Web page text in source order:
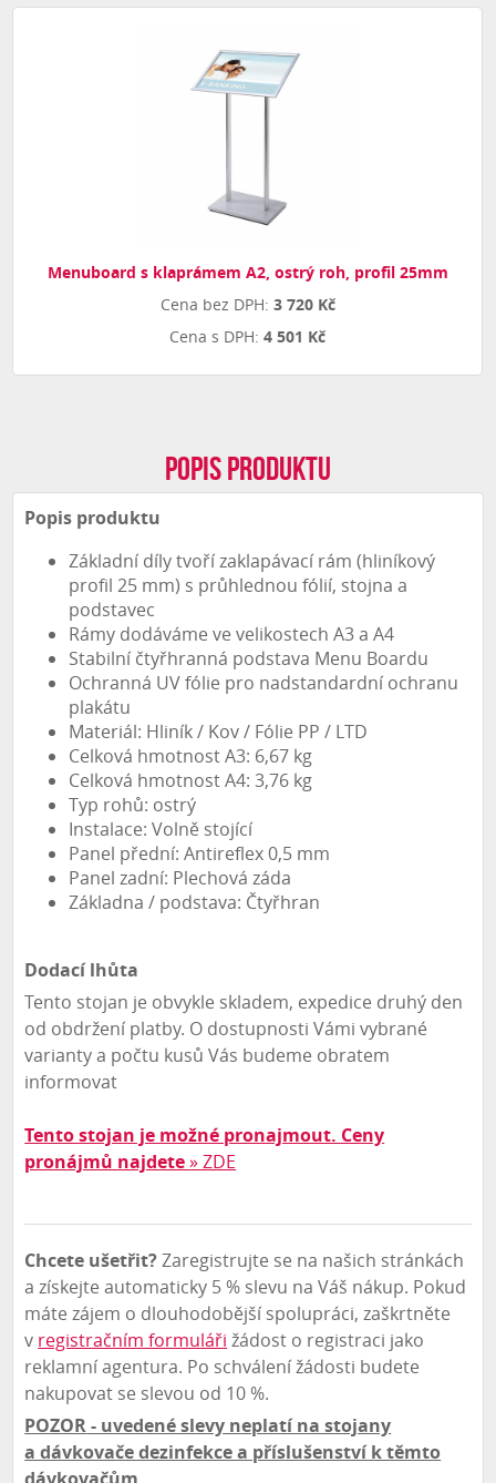
Menuboard s klaprámem A2, ostrý roh, profil 25mm
3 720 Kč
4 501 Kč
Popis produktu
Popis produktu
Základní díly tvoří zaklapávací rám (hliníkový
profil 25 mm) s průhlednou fólií, stojna a
podstavec
Rámy dodáváme ve velikostech A3 a A4
Stabilní čtyřhranná podstava Menu Boardu
Ochranná UV fólie pro nadstandardní ochranu
plakátu
Materiál: Hliník / Kov / Fólie PP / LTD
Celková hmotnost A3: 6,67 kg
Celková hmotnost A4: 3,76 kg
Typ rohů: ostrý
Instalace: Volně stojící
Panel přední: Antireflex 0,5 mm
Panel zadní: Plechová záda
Základna / podstava: Čtyřhran
Dodací lhůta
Tento stojan je obvykle skladem, expedice druhý den
od obdržení platby. O dostupnosti Vámi vybrané
varianty a počtu kusů Vás budeme obratem
informovat
Tento stojan je možné pronajmout. Ceny
pronájmů najdete» ZDE
Chcete ušetřit?Zaregistrujte se na našich stránkách
a získejte automaticky 5 % slevu na Váš nákup. Pokud
máte zájem o dlouhodobější spolupráci, zaškrtněte
v registračním formuláři žádost o registraci jako
reklamní agentura. Po schválení žádosti budete
nakupovat se slevou od 10 %.
POZOR- uvedené slevy neplatí na stojany
a dávkovače dezinfekce a příslušenství k těmto